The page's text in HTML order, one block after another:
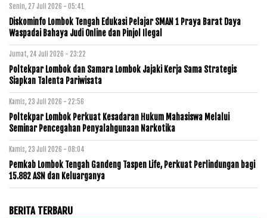
Senin, 27 Juli 2026 - 05:41
Diskominfo Lombok Tengah Edukasi Pelajar SMAN 1 Praya Barat Daya
Waspadai Bahaya Judi Online dan Pinjol Ilegal
Jumat, 24 Juli 2026 - 23:22
Poltekpar Lombok dan Samara Lombok Jajaki Kerja Sama Strategis
Siapkan Talenta Pariwisata
Kamis, 23 Juli 2026 - 22:56
Poltekpar Lombok Perkuat Kesadaran Hukum Mahasiswa Melalui
Seminar Pencegahan Penyalahgunaan Narkotika
Kamis, 23 Juli 2026 - 08:04
Pemkab Lombok Tengah Gandeng Taspen Life, Perkuat Perlindungan bagi
15.882 ASN dan Keluarganya
BERITA TERBARU